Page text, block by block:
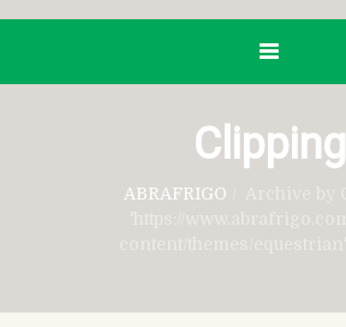
Clipping
ABRAFRIGO